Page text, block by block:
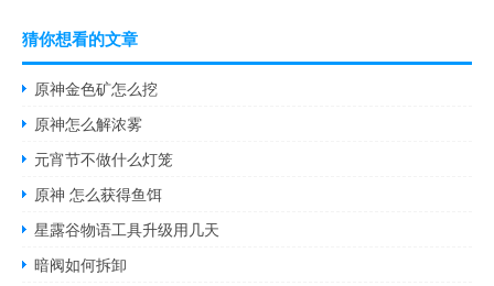
猜你想看的文章
原神金色矿怎么挖
原神怎么解浓雾
元宵节不做什么灯笼
原神 怎么获得鱼饵
星露谷物语工具升级用几天
暗阀如何拆卸